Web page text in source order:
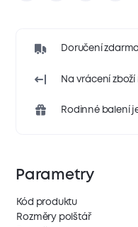
Doručení zdarma
Na vrácení zboží
Rodinné balení
Parametry
Kód produktu
Rozměry polštář